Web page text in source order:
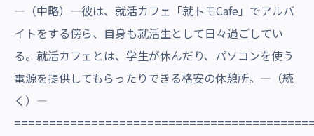
―（中略）―彼は、就活カフェ「就トモCafe」でアルバ
イトをする傍ら、自身も就活生として日々過ごしてい
る。就活カフェとは、学生が休んだり、パソコンを使う
電源を提供してもらったりできる格安の休憩所。―（続
く）―